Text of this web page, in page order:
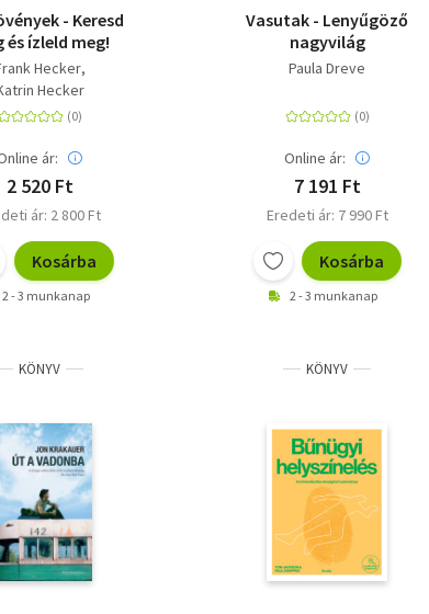
- Keresd
és ízleld meg!
Hecker
Hecker
ár:
2 520 Ft
ár: 2 800 Ft
Kosárba
2 - 3 munkanap
Vasutak - Lenyűgöző
nagyvilág
Paula Dreve
Online ár:
7 191 Ft
Eredeti ár: 7 990 Ft
Kosárba
2 - 3 munkanap
KÖNYV KÖNYV